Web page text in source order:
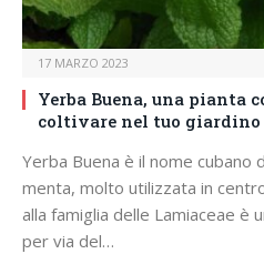
17 MARZO 2023
Yerba Buena, una pianta
coltivare nel tuo giardino
Yerba Buena è il nome cubano
menta, molto utilizzata in
alla famiglia delle Lamiaceae è
per via del…